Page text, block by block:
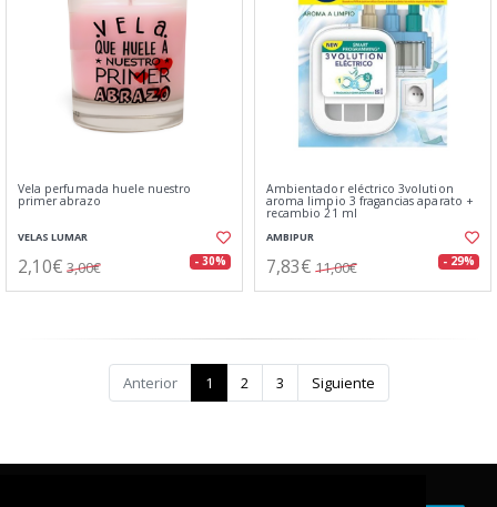
Vela perfumada huele nuestro
primer abrazo
VELAS LUMAR
2,10€ 3,00€ - 30%
Ambientador eléctrico 3volution
aroma limpio 3 fragancias aparato +
recambio 21 ml
AMBIPUR
7,83€ 11,00€ - 29%
Anterior 1 2 3 Siguiente